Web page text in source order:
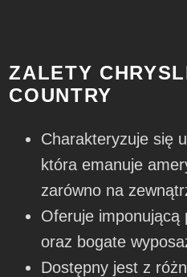
ZALETY
COUNTRY
Charakteryzuje się
która emanuje
zarówno na
Oferuje imponującą
oraz bogate
Dostępny jest z